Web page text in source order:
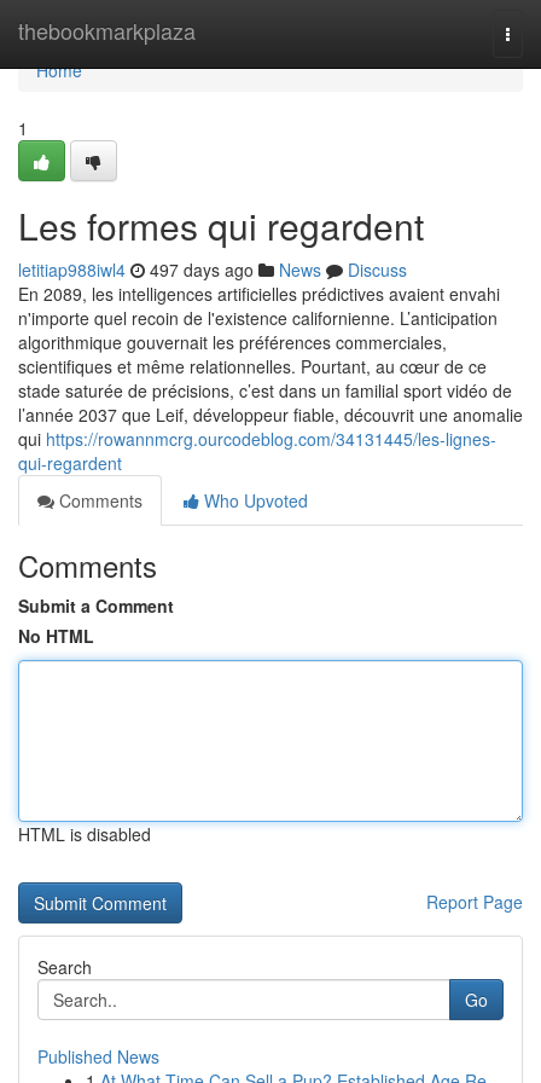
thebookmarkplaza
Home
Home
1
Les formes qui regardent
letitiap988iwl4 497 days ago News
Discuss
En 2089, les intelligences artificielles prédictives avaient envahi
n'importe quel recoin de l'existence californienne. L’anticipation
algorithmique gouvernait les préférences commerciales,
scientifiques et même relationnelles. Pourtant, au cœur de ce
stade saturée de précisions, c’est dans un familial sport vidéo de
l’année 2037 que Leif, développeur fiable, découvrit une anomalie
qui https://rowannmcrg.ourcodeblog.com/34131445/les-lignes-
qui-regardent
Comments
Who Upvoted
Comments
Submit a Comment
No HTML
HTML is disabled
Report Page
Search
Go
Published News